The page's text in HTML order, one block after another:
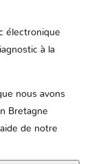
électronique
à la
nous avons
Bretagne
de notre